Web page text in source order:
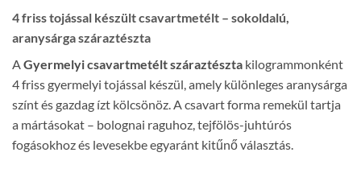
4 friss tojással készült csavartmetélt – sokoldalú,
aranysárga száraztészta
AGyermelyi csavartmetélt száraztészta kilogrammonként
4 friss gyermelyi tojással készül, amely különleges aranysárga
színt és gazdag ízt kölcsönöz. A csavart forma remekül tartja
a mártásokat – bolognai raguhoz, tejfölös-juhtúrós
fogásokhoz és levesekbe egyaránt kitűnő választás.